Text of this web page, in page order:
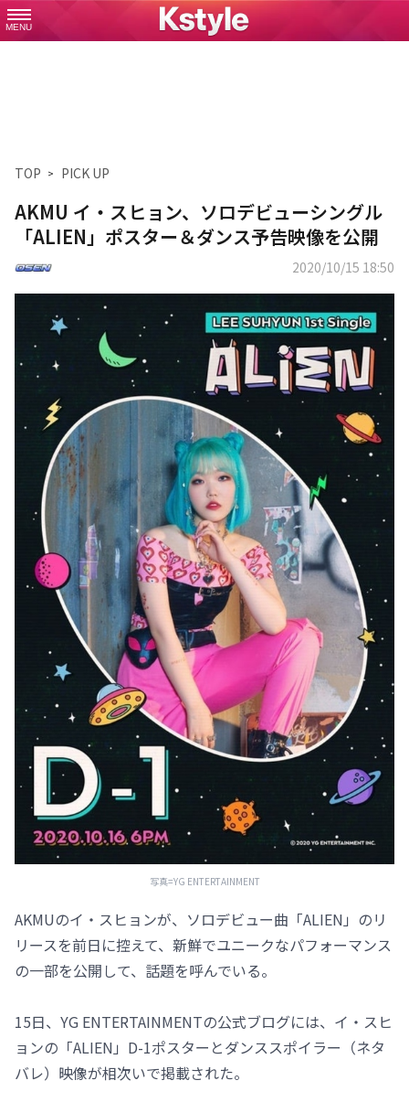
MENU
TOP PICK UP
AKMU イ・スヒョン、ソロデビューシングル
「ALIEN」ポスター＆ダンス予告映像を公開
2020/10/15 18:50
写真=YG ENTERTAINMENT
AKMUのイ・スヒョンが、ソロデビュー曲「ALIEN」のリ
リースを前日に控えて、新鮮でユニークなパフォーマンス
の一部を公開して、話題を呼んでいる。
15日、YG ENTERTAINMENTの公式ブログには、イ・スヒ
ョンの「ALIEN」D-1ポスターとダンススポイラー（ネタ
バレ）映像が相次いで掲載された。